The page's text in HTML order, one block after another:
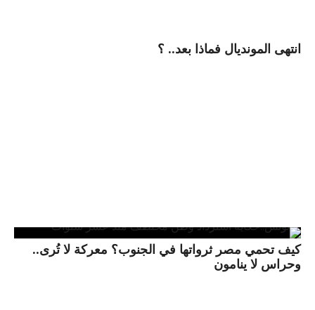
انتهى المونديال فماذا بعد.. ؟
كيف تحمي مصر ثرواتها في الجنوب؟ معركة لا تُرى..
وحراس لا ينامون